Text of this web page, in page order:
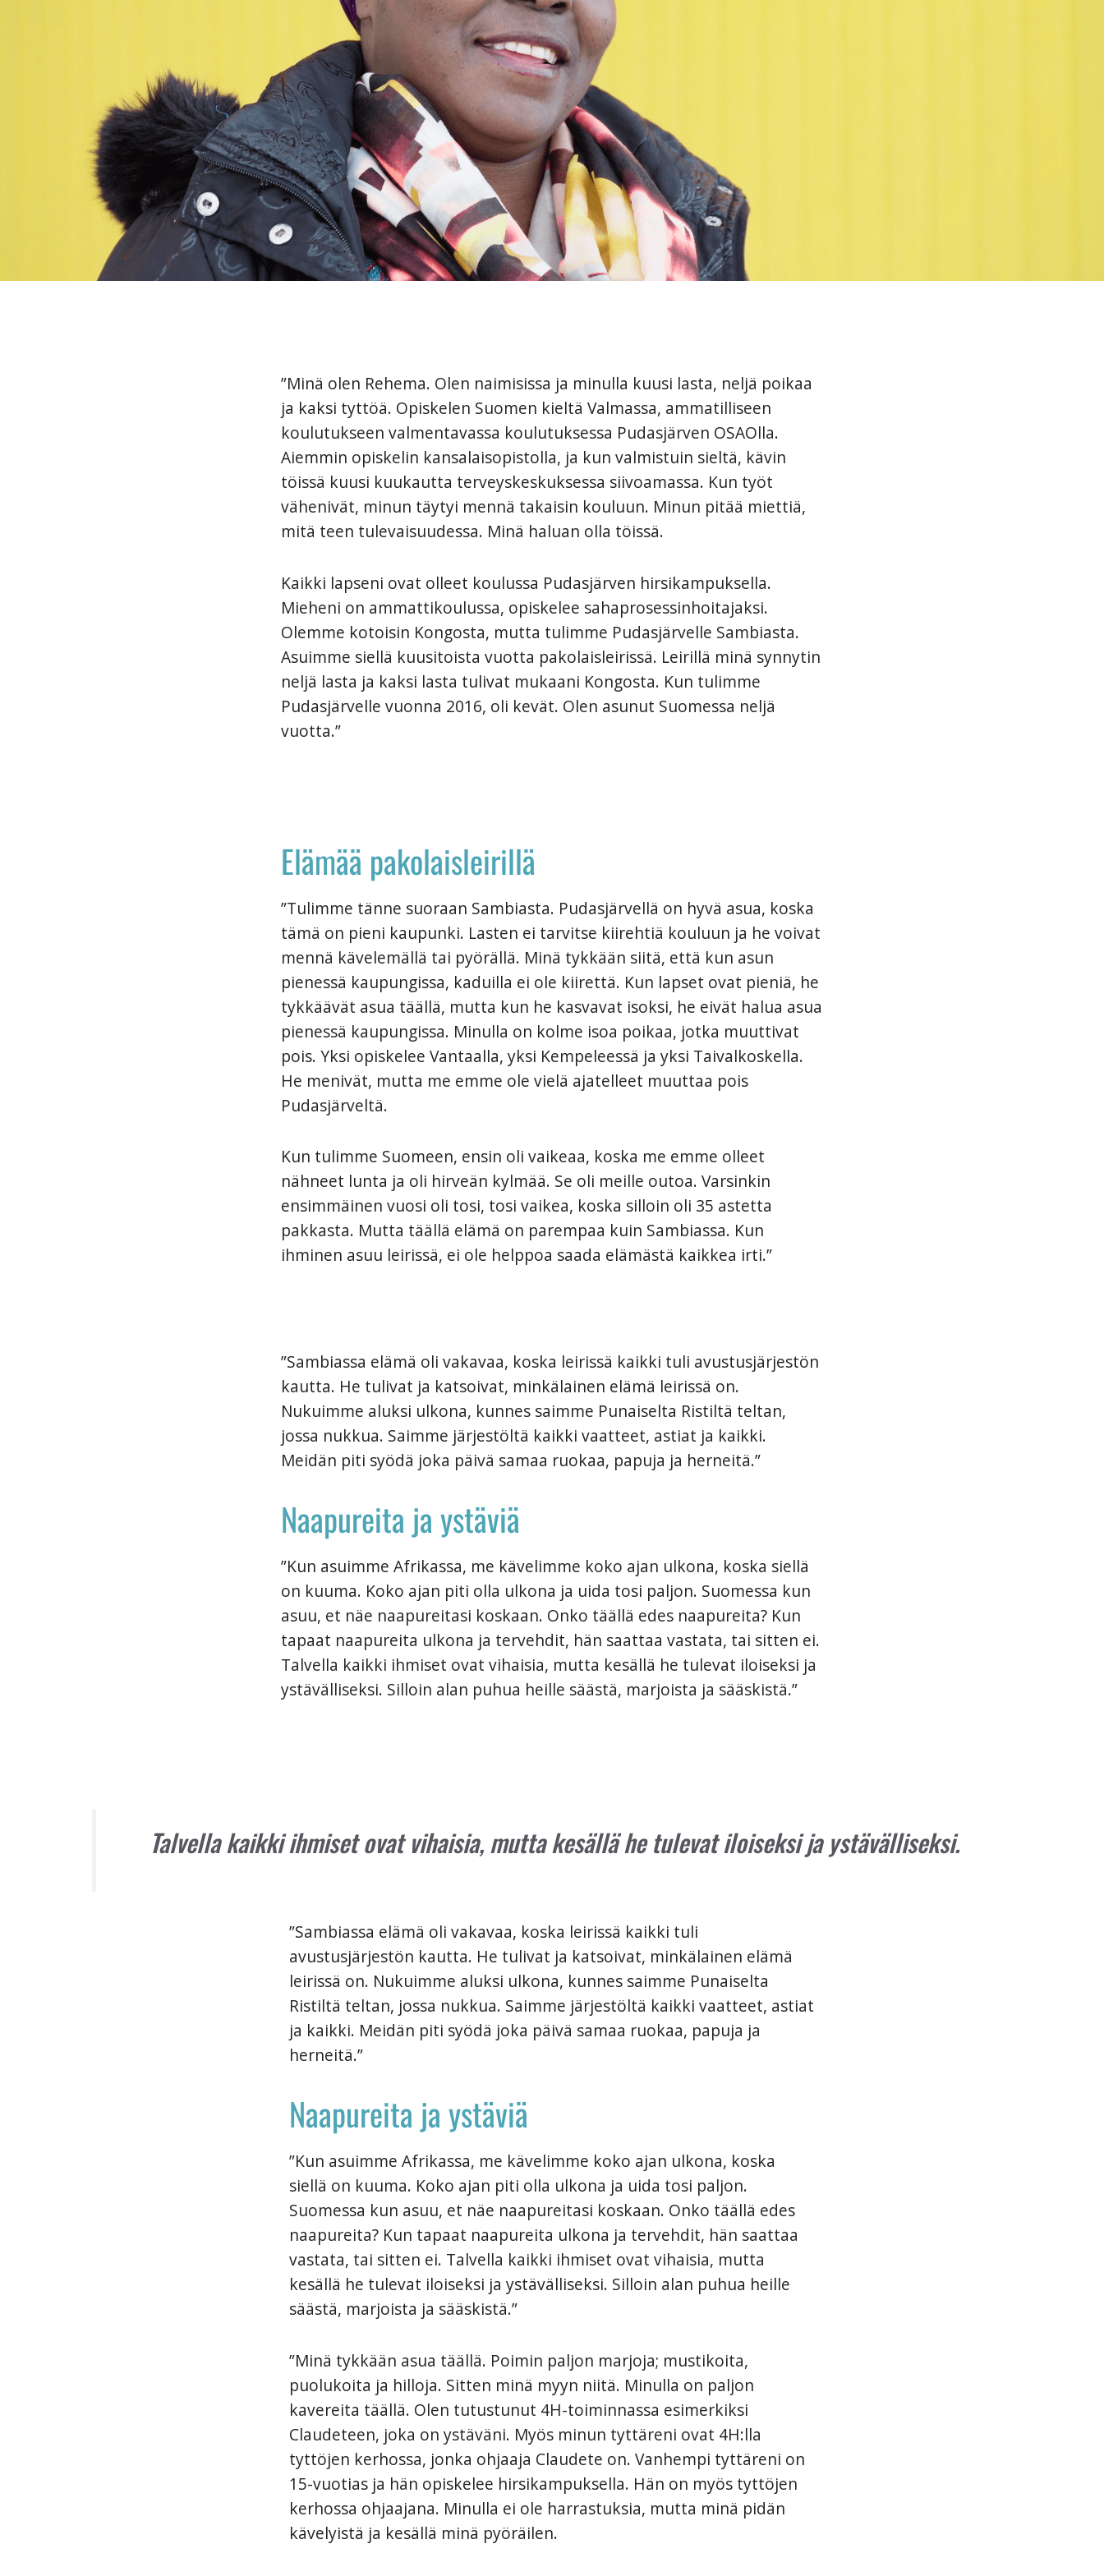
”Minä olen Rehema. Olen naimisissa ja minulla kuusi lasta, neljä poikaa
ja kaksi tyttöä. Opiskelen Suomen kieltä Valmassa, ammatilliseen
koulutukseen valmentavassa koulutuksessa Pudasjärven OSAOlla.
Aiemmin opiskelin kansalaisopistolla, ja kun valmistuin sieltä, kävin
töissä kuusi kuukautta terveyskeskuksessa siivoamassa. Kun työt
vähenivät, minun täytyi mennä takaisin kouluun. Minun pitää miettiä,
mitä teen tulevaisuudessa. Minä haluan olla töissä.
Kaikki lapseni ovat olleet koulussa Pudasjärven hirsikampuksella.
Mieheni on ammattikoulussa, opiskelee sahaprosessinhoitajaksi.
Olemme kotoisin Kongosta, mutta tulimme Pudasjärvelle Sambiasta.
Asuimme siellä kuusitoista vuotta pakolaisleirissä. Leirillä minä synnytin
neljä lasta ja kaksi lasta tulivat mukaani Kongosta. Kun tulimme
Pudasjärvelle vuonna 2016, oli kevät. Olen asunut Suomessa neljä
vuotta.”
Elämää pakolaisleirillä
”Tulimme tänne suoraan Sambiasta. Pudasjärvellä on hyvä asua, koska
tämä on pieni kaupunki. Lasten ei tarvitse kiirehtiä kouluun ja he voivat
mennä kävelemällä tai pyörällä. Minä tykkään siitä, että kun asun
pienessä kaupungissa, kaduilla ei ole kiirettä. Kun lapset ovat pieniä, he
tykkäävät asua täällä, mutta kun he kasvavat isoksi, he eivät halua asua
pienessä kaupungissa. Minulla on kolme isoa poikaa, jotka muuttivat
pois. Yksi opiskelee Vantaalla, yksi Kempeleessä ja yksi Taivalkoskella.
He menivät, mutta me emme ole vielä ajatelleet muuttaa pois
Pudasjärveltä.
Kun tulimme Suomeen, ensin oli vaikeaa, koska me emme olleet
nähneet lunta ja oli hirveän kylmää. Se oli meille outoa. Varsinkin
ensimmäinen vuosi oli tosi, tosi vaikea, koska silloin oli 35 astetta
pakkasta. Mutta täällä elämä on parempaa kuin Sambiassa. Kun
ihminen asuu leirissä, ei ole helppoa saada elämästä kaikkea irti.”
”Sambiassa elämä oli vakavaa, koska leirissä kaikki tuli avustusjärjestön
kautta. He tulivat ja katsoivat, minkälainen elämä leirissä on.
Nukuimme aluksi ulkona, kunnes saimme Punaiselta Ristiltä teltan,
jossa nukkua. Saimme järjestöltä kaikki vaatteet, astiat ja kaikki.
Meidän piti syödä joka päivä samaa ruokaa, papuja ja herneitä.”
Naapureita ja ystäviä
”Kun asuimme Afrikassa, me kävelimme koko ajan ulkona, koska siellä
on kuuma. Koko ajan piti olla ulkona ja uida tosi paljon. Suomessa kun
asuu, et näe naapureitasi koskaan. Onko täällä edes naapureita? Kun
tapaat naapureita ulkona ja tervehdit, hän saattaa vastata, tai sitten ei.
Talvella kaikki ihmiset ovat vihaisia, mutta kesällä he tulevat iloiseksi ja
ystävälliseksi. Silloin alan puhua heille säästä, marjoista ja sääskistä.”
Talvella kaikki ihmiset ovat vihaisia, mutta kesällä he tulevat iloiseksi ja ystävälliseksi.
”Sambiassa elämä oli vakavaa, koska leirissä kaikki tuli
avustusjärjestön kautta. He tulivat ja katsoivat, minkälainen elämä
leirissä on. Nukuimme aluksi ulkona, kunnes saimme Punaiselta
Ristiltä teltan, jossa nukkua. Saimme järjestöltä kaikki vaatteet, astiat
ja kaikki. Meidän piti syödä joka päivä samaa ruokaa, papuja ja
herneitä.”
Naapureita ja ystäviä
”Kun asuimme Afrikassa, me kävelimme koko ajan ulkona, koska
siellä on kuuma. Koko ajan piti olla ulkona ja uida tosi paljon.
Suomessa kun asuu, et näe naapureitasi koskaan. Onko täällä edes
naapureita? Kun tapaat naapureita ulkona ja tervehdit, hän saattaa
vastata, tai sitten ei. Talvella kaikki ihmiset ovat vihaisia, mutta
kesällä he tulevat iloiseksi ja ystävälliseksi. Silloin alan puhua heille
säästä, marjoista ja sääskistä.”
”Minä tykkään asua täällä. Poimin paljon marjoja; mustikoita,
puolukoita ja hilloja. Sitten minä myyn niitä. Minulla on paljon
kavereita täällä. Olen tutustunut 4H-toiminnassa esimerkiksi
Claudeteen, joka on ystäväni. Myös minun tyttäreni ovat 4H:lla
tyttöjen kerhossa, jonka ohjaaja Claudete on. Vanhempi tyttäreni on
15-vuotias ja hän opiskelee hirsikampuksella. Hän on myös tyttöjen
kerhossa ohjaajana. Minulla ei ole harrastuksia, mutta minä pidän
kävelyistä ja kesällä minä pyöräilen.